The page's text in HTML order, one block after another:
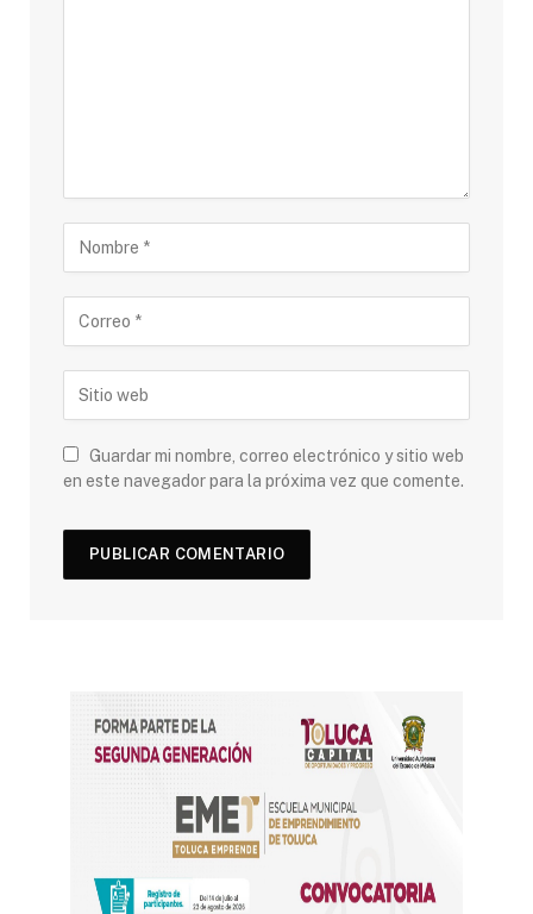
Guardar mi nombre, correo electrónico y sitio web
en este navegador para la próxima vez que comente.